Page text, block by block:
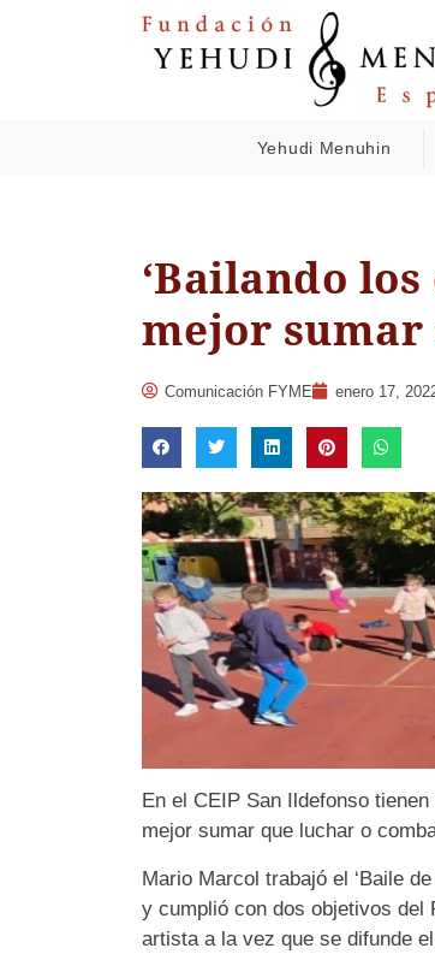
Yehudi Menuhin
‘Bailando los
mejor sumar
Comunicación FYME enero 17,
En el CEIP San Ildefonso
mejor sumar que luchar o
Mario Marcol trabajó el ‘Baile
y cumplió con dos objetivos del
artista a la vez que se difunde